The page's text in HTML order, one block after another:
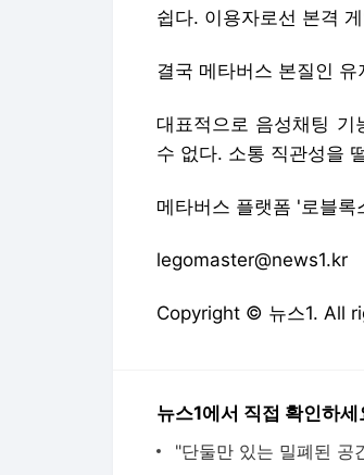
쉽다. 이용자로선 본격
결국 메타버스 본질인
대표적으로 음성채팅
수 없다. 소통 직관성을
메타버스 플랫폼 '로블
legomaster@news1.kr
Copyright © 뉴스1. All
뉴스1에서 직접 확인하세